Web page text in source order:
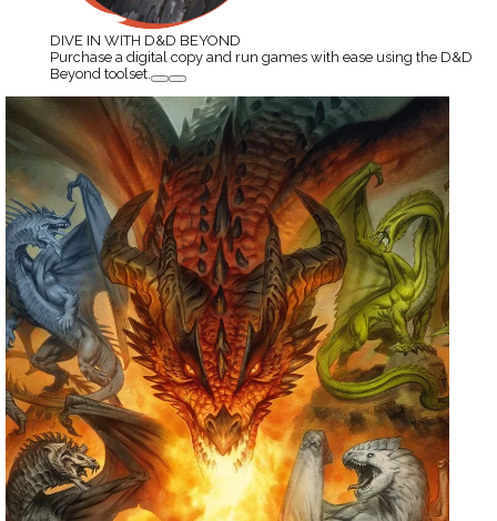
DIVE IN WITH D&D BEYOND
Purchase a digital copy and run games with ease using the D&D
Beyond toolset.